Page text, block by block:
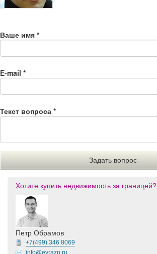
Ваше имя *
E-mail *
Текст вопроса *
Хотите купить недвижимость за границей?
Петр Обрамов
+7(499) 346 8069
info@evrazn.ru